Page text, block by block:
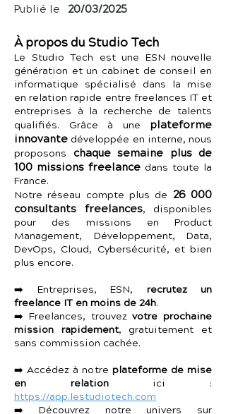
Publié le 20/03/2025
À propos du Studio Tech
Le Studio Tech est une ESN nouvelle
génération et un cabinet de conseil en
informatique spécialisé dans la mise
en relation rapide entre freelances IT et
entreprises à la recherche de talents
qualifiés. Grâce à une plateforme
innovante développée en interne, nous
proposons chaque semaine plus de
100 missions freelance dans toute la
France.
Notre réseau compte plus de 26 000
consultants freelances, disponibles
pour des missions en Product
Management, Développement, Data,
DevOps, Cloud, Cybersécurité, et bien
plus encore.
➡️ Entreprises, ESN, recrutez un
freelance IT en moins de 24h.
➡️ Freelances, trouvezvotre prochaine
mission rapidement, gratuitement et
sans commission cachée.
➡️ Accédez à notre plateforme de mise
en relationici :
https://app.lestudiotech.com
➡️ Découvrez notre univers sur